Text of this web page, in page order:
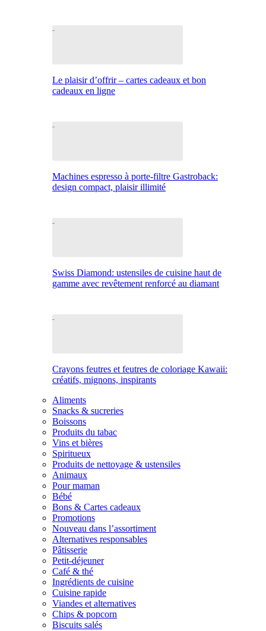
Le plaisir d’offrir – cartes cadeaux et bon
cadeaux en ligne
Machines espresso à porte-filtre Gastroback:
design compact, plaisir illimité
Swiss Diamond: ustensiles de cuisine haut de
gamme avec revêtement renforcé au diamant
Crayons feutres et feutres de coloriage Kawaii:
créatifs, mignons, inspirants
Aliments
Snacks & sucreries
Boissons
Produits du tabac
Vins et bières
Spiritueux
Produits de nettoyage & ustensiles
Animaux
Pour maman
Bébé
Bons & Cartes cadeaux
Promotions
Nouveau dans l’assortiment
Alternatives responsables
Pâtisserie
Petit-déjeuner
Café & thé
Ingrédients de cuisine
Cuisine rapide
Viandes et alternatives
Chips & popcorn
Biscuits salés